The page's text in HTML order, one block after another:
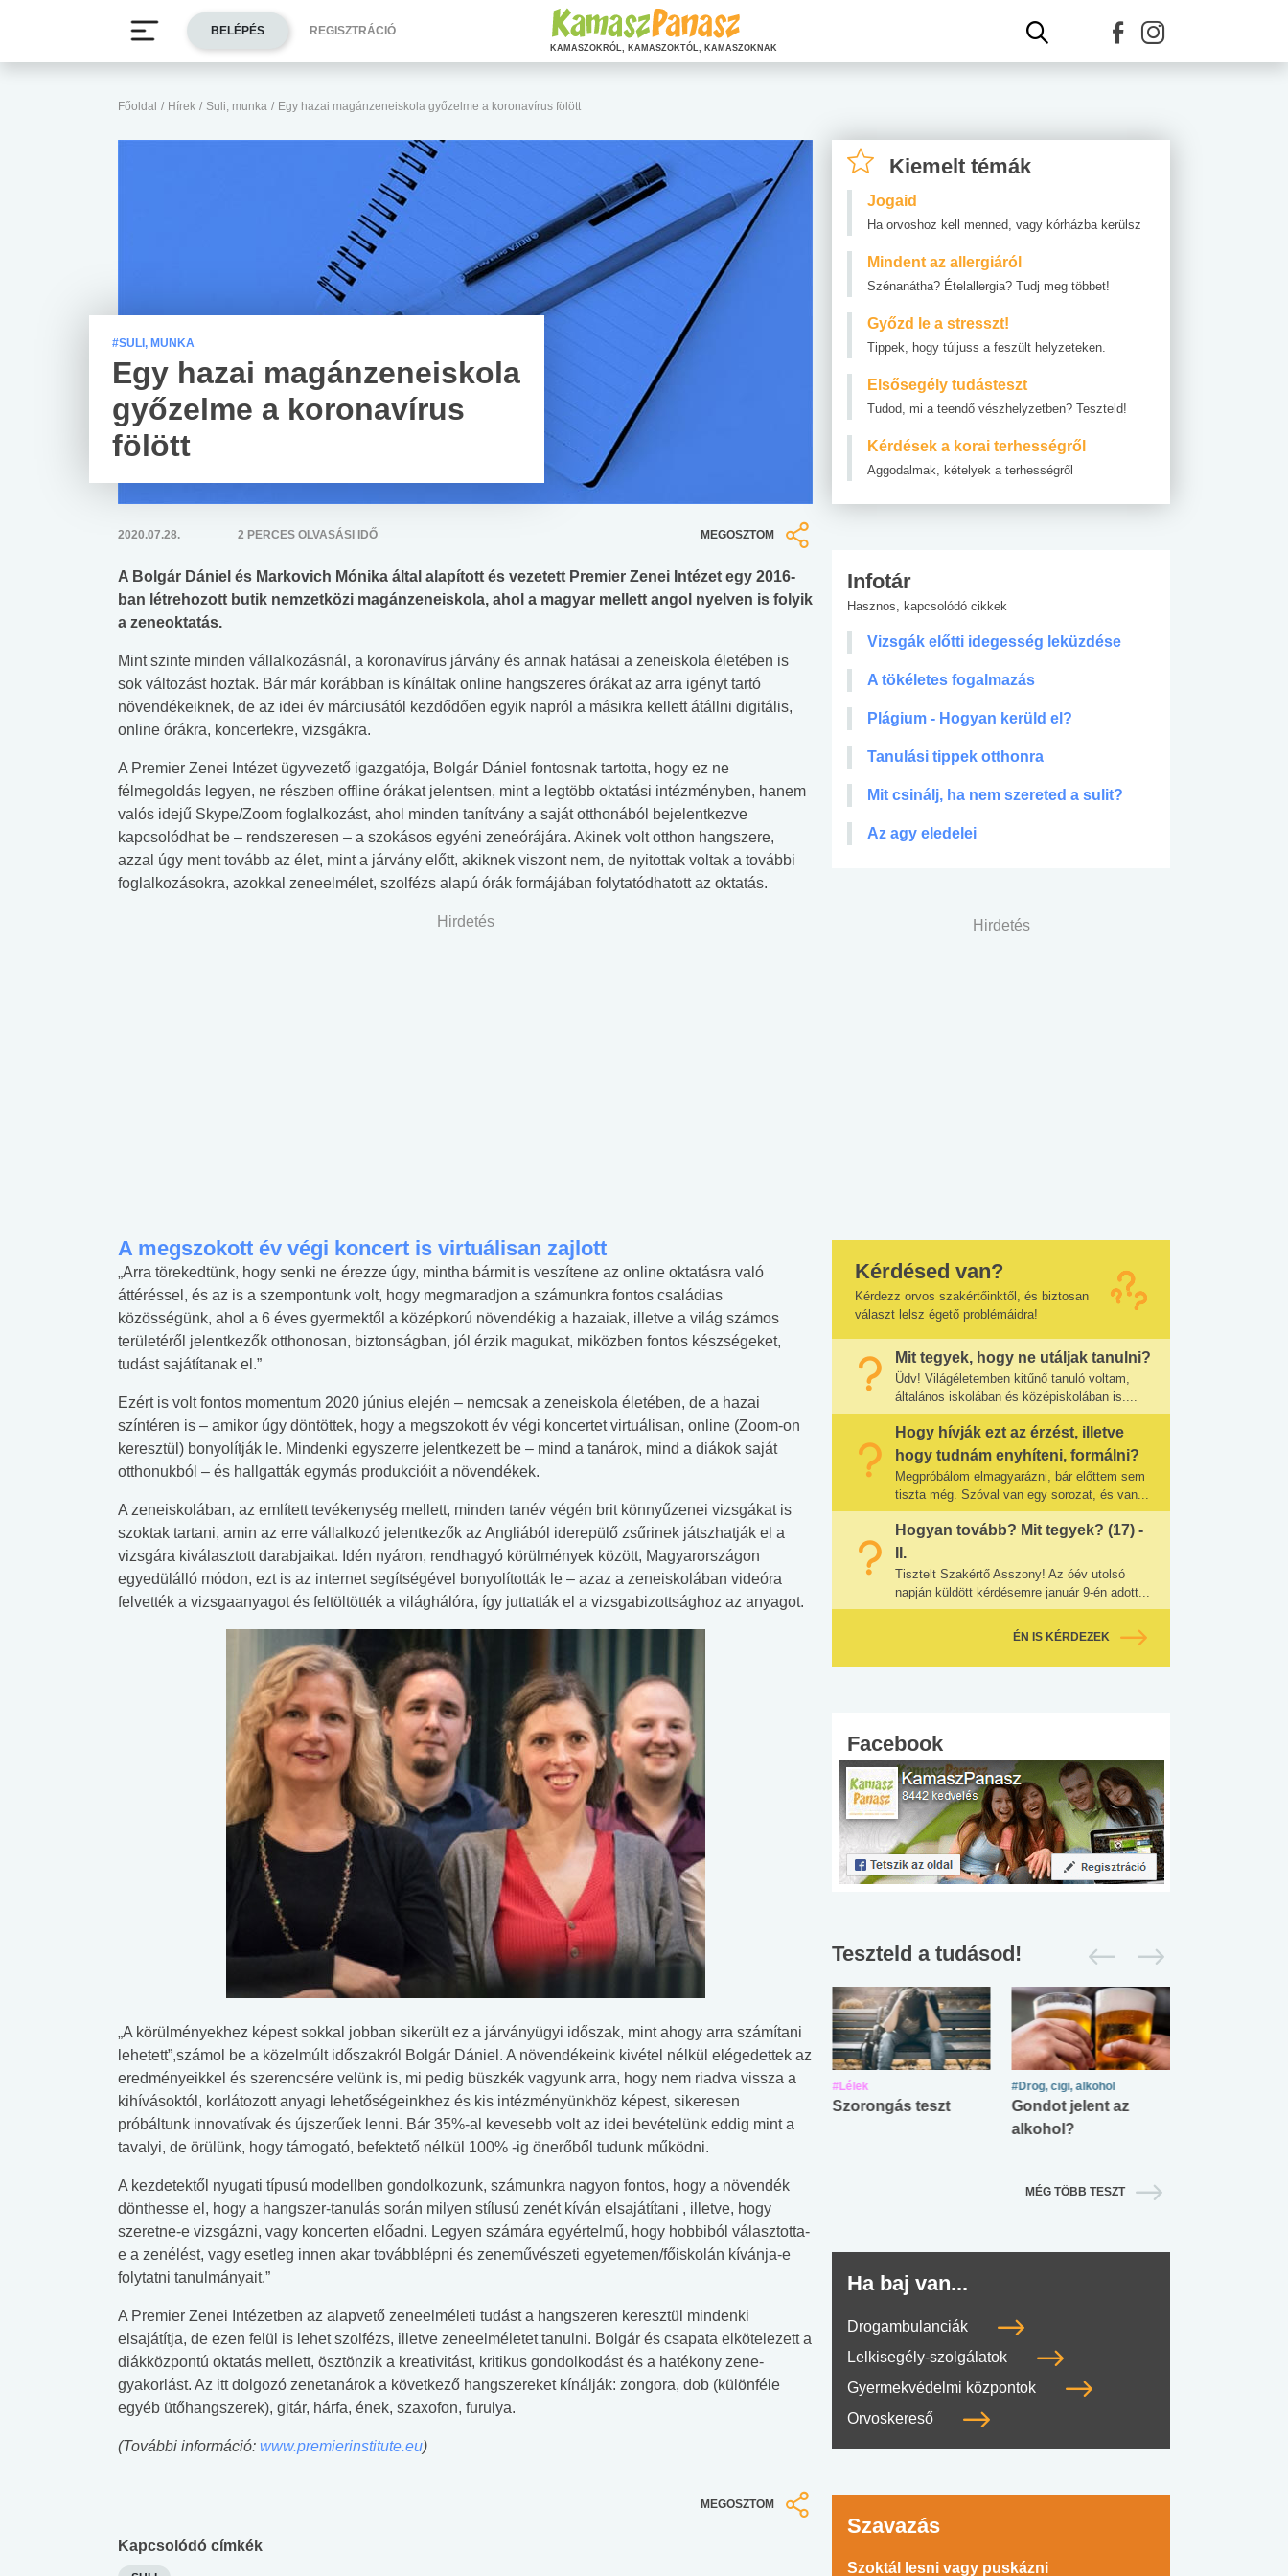
Főoldal / Hírek / Suli, munka / Egy hazai magánzeneiskola győzelme a koronavírus fölött
#SULI, MUNKA
Egy hazai magánzeneiskola
győzelme a koronavírus
fölött
2020.07.28. 2 PERCES OLVASÁSI IDŐ MEGOSZTOM
A Bolgár Dániel és Markovich Mónika által alapított és vezetett Premier Zenei Intézet egy 2016-
ban létrehozott butik nemzetközi magánzeneiskola, ahol a magyar mellett angol nyelven is folyik
a zeneoktatás.
Mint szinte minden vállalkozásnál, a koronavírus járvány és annak hatásai a zeneiskola életében is
sok változást hoztak. Bár már korábban is kínáltak online hangszeres órákat az arra igényt tartó
növendékeiknek, de az idei év márciusától kezdődően egyik napról a másikra kellett átállni digitális,
online órákra, koncertekre, vizsgákra.
A Premier Zenei Intézet ügyvezető igazgatója, Bolgár Dániel fontosnak tartotta, hogy ez ne
félmegoldás legyen, ne részben offline órákat jelentsen, mint a legtöbb oktatási intézményben, hanem
valós idejű Skype/Zoom foglalkozást, ahol minden tanítvány a saját otthonából bejelentkezve
kapcsolódhat be – rendszeresen – a szokásos egyéni zeneórájára. Akinek volt otthon hangszere,
azzal úgy ment tovább az élet, mint a járvány előtt, akiknek viszont nem, de nyitottak voltak a további
foglalkozásokra, azokkal zeneelmélet, szolfézs alapú órák formájában folytatódhatott az oktatás.
Hirdetés
A megszokott év végi koncert is virtuálisan zajlott
„Arra törekedtünk, hogy senki ne érezze úgy, mintha bármit is veszítene az online oktatásra való
áttéréssel, és az is a szempontunk volt, hogy megmaradjon a számunkra fontos családias
közösségünk, ahol a 6 éves gyermektől a középkorú növendékig a hazaiak, illetve a világ számos
területéről jelentkezők otthonosan, biztonságban, jól érzik magukat, miközben fontos készségeket,
tudást sajátítanak el.”
Ezért is volt fontos momentum 2020 június elején – nemcsak a zeneiskola életében, de a hazai
színtéren is – amikor úgy döntöttek, hogy a megszokott év végi koncertet virtuálisan, online (Zoom-on
keresztül) bonyolítják le. Mindenki egyszerre jelentkezett be – mind a tanárok, mind a diákok saját
otthonukból – és hallgatták egymás produkcióit a növendékek.
A zeneiskolában, az említett tevékenység mellett, minden tanév végén brit könnyűzenei vizsgákat is
szoktak tartani, amin az erre vállalkozó jelentkezők az Angliából iderepülő zsűrinek játszhatják el a
vizsgára kiválasztott darabjaikat. Idén nyáron, rendhagyó körülmények között, Magyarországon
egyedülálló módon, ezt is az internet segítségével bonyolították le – azaz a zeneiskolában videóra
felvették a vizsgaanyagot és feltöltötték a világhálóra, így juttatták el a vizsgabizottsághoz az anyagot.
„A körülményekhez képest sokkal jobban sikerült ez a járványügyi időszak, mint ahogy arra számítani
lehetett”,számol be a közelmúlt időszakról Bolgár Dániel. A növendékeink kivétel nélkül elégedettek az
eredményeikkel és szerencsére velünk is, mi pedig büszkék vagyunk arra, hogy nem riadva vissza a
kihívásoktól, korlátozott anyagi lehetőségeinkhez és kis intézményünkhöz képest, sikeresen
próbáltunk innovatívak és újszerűek lenni. Bár 35%-al kevesebb volt az idei bevételünk eddig mint a
tavalyi, de örülünk, hogy támogató, befektető nélkül 100% -ig önerőből tudunk működni.
A kezdetektől nyugati típusú modellben gondolkozunk, számunkra nagyon fontos, hogy a növendék
dönthesse el, hogy a hangszer-tanulás során milyen stílusú zenét kíván elsajátítani , illetve, hogy
szeretne-e vizsgázni, vagy koncerten előadni. Legyen számára egyértelmű, hogy hobbiból választotta-
e a zenélést, vagy esetleg innen akar továbblépni és zeneművészeti egyetemen/főiskolán kívánja-e
folytatni tanulmányait.”
A Premier Zenei Intézetben az alapvető zeneelméleti tudást a hangszeren keresztül mindenki
elsajátítja, de ezen felül is lehet szolfézs, illetve zeneelméletet tanulni. Bolgár és csapata elkötelezett a
diákközpontú oktatás mellett, ösztönzik a kreativitást, kritikus gondolkodást és a hatékony zene-
gyakorlást. Az itt dolgozó zenetanárok a következő hangszereket kínálják: zongora, dob (különféle
egyéb ütőhangszerek), gitár, hárfa, ének, szaxofon, furulya.
(További információ: www.premierinstitute.eu)
MEGOSZTOM
Kapcsolódó címkék
Kiemelt témák
Jogaid
Ha orvoshoz kell menned, vagy kórházba kerülsz
Mindent az allergiáról
Szénanátha? Ételallergia? Tudj meg többet!
Győzd le a stresszt!
Tippek, hogy túljuss a feszült helyzeteken.
Elsősegély tudásteszt
Tudod, mi a teendő vészhelyzetben? Teszteld!
Kérdések a korai terhességről
Aggodalmak, kételyek a terhességről
Infotár
Hasznos, kapcsolódó cikkek
Vizsgák előtti idegesség leküzdése
A tökéletes fogalmazás
Plágium - Hogyan kerüld el?
Tanulási tippek otthonra
Mit csinálj, ha nem szereted a sulit?
Az agy eledelei
Hirdetés
Kérdésed van?
Kérdezz orvos szakértőinktől, és biztosan
választ lelsz égető problémáidra!
Mit tegyek, hogy ne utáljak tanulni?
Üdv! Világéletemben kitűnő tanuló voltam,
általános iskolában és középiskolában is....
Hogy hívják ezt az érzést, illetve
hogy tudnám enyhíteni, formálni?
Megpróbálom elmagyarázni, bár előttem sem
tiszta még. Szóval van egy sorozat, és van...
Hogyan tovább? Mit tegyek? (17) -
II.
Tisztelt Szakértő Asszony! Az óév utolsó
napján küldött kérdésemre január 9-én adott...
ÉN IS KÉRDEZEK
Facebook
Teszteld a tudásod!
#Zöldövezet
Mekkora az ökológiai
lábnyomod?
#Betegségek
Elsősegély
tudásteszt
#Suli, munka
Angol középfokú
nyelvvizsga teszt -
No.42
#Suli, munka
Internet-függőség
teszt
#Lélek
Szorongás teszt
#Drog, cigi, alkohol
Gondot jelent az
alkohol?
MÉG TÖBB TESZT
Ha baj van...
Drogambulanciák
Lelkisegély-szolgálatok
Gyermekvédelmi központok
Orvoskereső
Szavazás
Szoktál lesni vagy puskázni
BELÉPÉS REGISZTRÁCIÓ
KAMASZOKRÓL, KAMASZOKTÓL, KAMASZOKNAK